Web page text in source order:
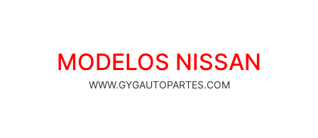
MODELOS NISSAN
WWW.GYGAUTOPARTES.COM